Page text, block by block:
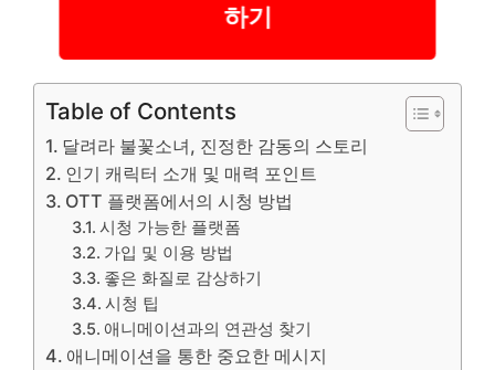
하기
Table of Contents
달려라 불꽃소녀, 진정한 감동의 스토리
인기 캐릭터 소개 및 매력 포인트
OTT 플랫폼에서의 시청 방법
시청 가능한 플랫폼
가입 및 이용 방법
좋은 화질로 감상하기
시청 팁
애니메이션과의 연관성 찾기
애니메이션을 통한 중요한 메시지